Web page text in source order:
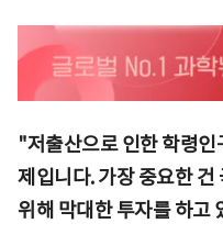
"저출산으로 인한 학령
제입니다. 가장 중요한
위해 막대한 투자를 하고